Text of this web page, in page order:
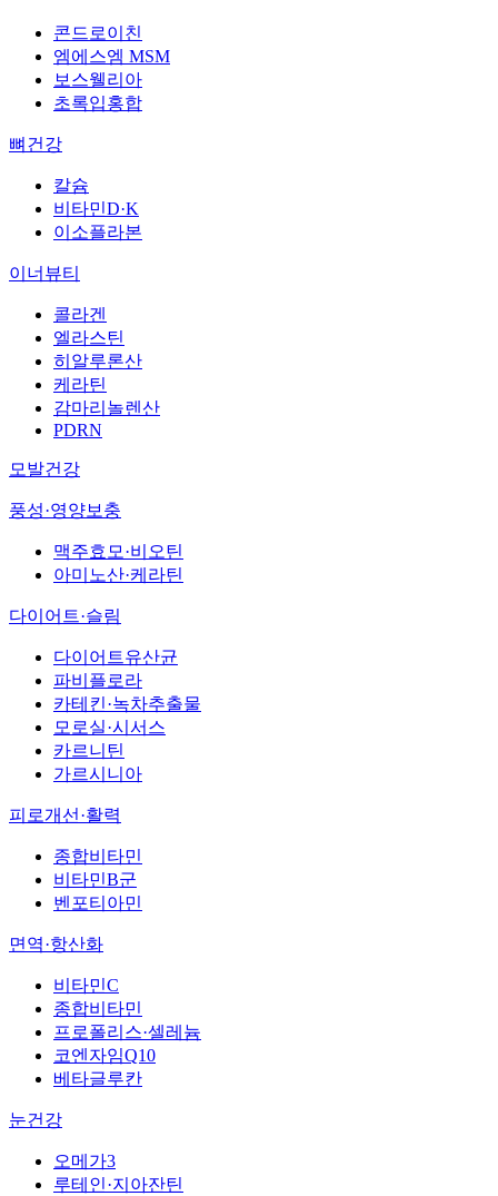
콘드로이친
엠에스엠 MSM
보스웰리아
초록입홍합
뼈건강
칼슘
비타민D·K
이소플라본
이너뷰티
콜라겐
엘라스틴
히알루론산
케라틴
감마리놀렌산
PDRN
모발건강
풍성·영양보충
맥주효모·비오틴
아미노산·케라틴
다이어트·슬림
다이어트유산균
파비플로라
카테킨·녹차추출물
모로실·시서스
카르니틴
가르시니아
피로개선·활력
종합비타민
비타민B군
벤포티아민
면역·항산화
비타민C
종합비타민
프로폴리스·셀레늄
코엔자임Q10
베타글루칸
눈건강
오메가3
루테인·지아잔틴